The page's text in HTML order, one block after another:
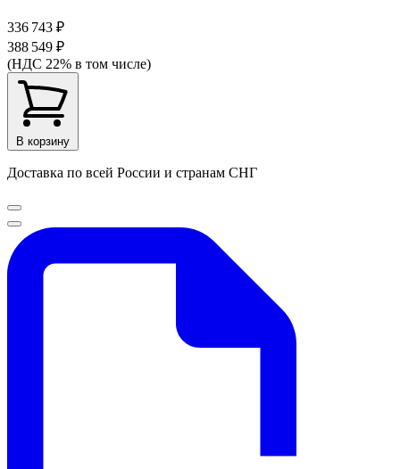
336 743 ₽
388 549 ₽
(НДС 22% в том числе)
В корзину
Доставка по всей России и странам СНГ